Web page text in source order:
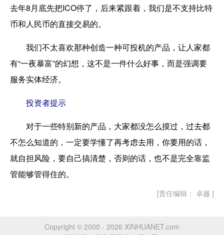
去年8月底先把ICO停了，后来紧跟着，我们是不支持比特
币和人民币的直接交易的。
我们不太喜欢那种创造一种可投机的产品，让人家都
有“一夜暴富”的幻想，这不是一件什么好事，而是强调要
服务实体经济。
投资者提示
对于一些特别新的产品，大家都没怎么摸过，过去都
不怎么知道的，一定要学懂了再考虑去用，你要用的话，
就自担风险，要自己搞清楚，否则的话，也不是完全靠监
管能够管得住的。
[责任编辑： 卓越 ]
Copyright © 2000 - 2026 XINHUANET.com